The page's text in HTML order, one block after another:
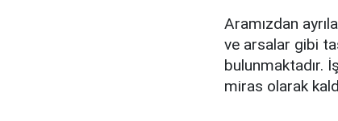
Aramızdan
ve arsalar gibi
bulunmaktadır.
miras olarak